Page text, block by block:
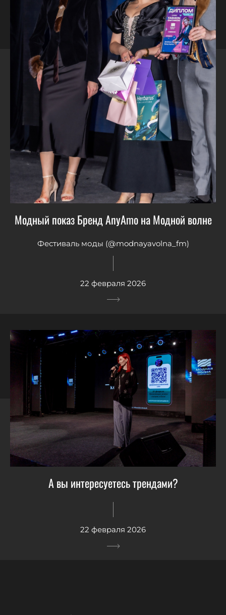
Модный показ Бренд AnyAmo на Модной волне
Фестиваль моды (@modnayavolna_fm)
22 февраля 2026
А вы интересуетесь трендами?
22 февраля 2026